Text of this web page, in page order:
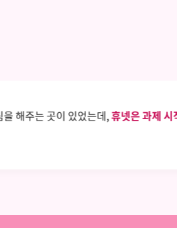
을 해주는 곳이 있었는데,휴넷은 과제 시